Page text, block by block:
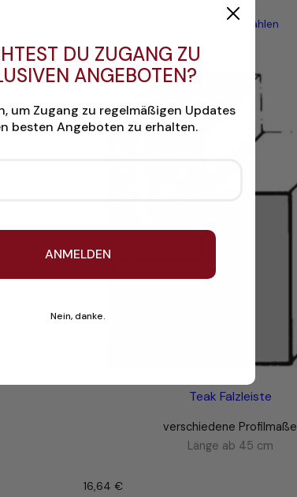
Ausführung wählen
Teak Falzleiste
verschiedene Profilmaße
Länge ab 45 cm
16,64 €
DU ZUGANG ZU
ANGEBOTEN?
um Zugang zu regelmäßigen Updates
besten Angeboten zu erhalten.
ANMELDEN
Nein, danke.